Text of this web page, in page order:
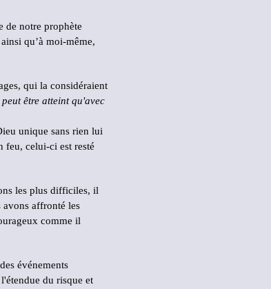
de notre prophète
qu’à moi-même,
qui la considéraient
être atteint qu'avec
unique sans rien lui
feu, celui-ci est resté
les plus difficiles, il
avons affronté les
comme il
événements
du risque et